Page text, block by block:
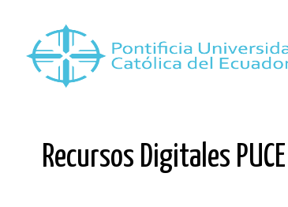
Recursos Digitales PUCE